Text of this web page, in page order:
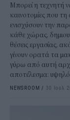
Μπορεί η τεχνητή
καινοτομίες που
ενισχύσουν την
κάθε χώρας,
θέσεις εργασίας,
γίνουν ορατά τα
γύρω από αυτή
αποτέλεσμα:
NEWSROOM / 30 Ιουλ